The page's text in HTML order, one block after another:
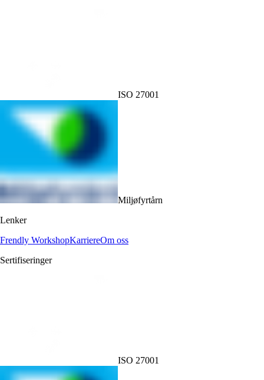
ISO 27001
Miljøfyrtårn
Lenker
Frendly WorkshopKarriereOm oss
Sertifiseringer
ISO 27001